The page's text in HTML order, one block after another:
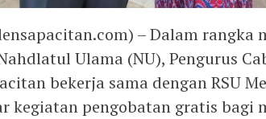
– Dalam rangka
Ulama (NU), Pengurus
bekerja sama dengan RSU
kegiatan pengobatan gratis bagi